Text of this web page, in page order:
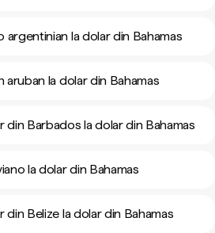
argentinian la dolar din Bahamas
aruban la dolar din Bahamas
din Barbados la dolar din Bahamas
la dolar din Bahamas
din Belize la dolar din Bahamas